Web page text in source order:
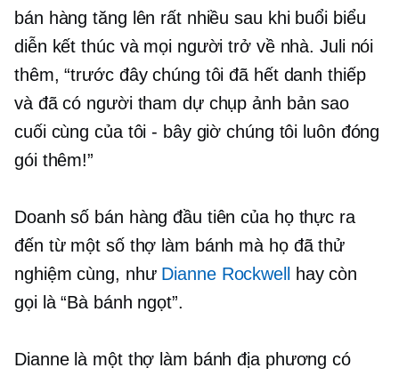
bán hàng tăng lên rất nhiều sau khi buổi biểu
diễn kết thúc và mọi người trở về nhà. Juli nói
thêm, “trước đây chúng tôi đã hết danh thiếp
và đã có người tham dự chụp ảnh bản sao
cuối cùng của tôi - bây giờ chúng tôi luôn đóng
gói thêm!”
Doanh số bán hàng đầu tiên của họ thực ra
đến từ một số thợ làm bánh mà họ đã thử
nghiệm cùng, như Dianne Rockwell
hay còn
gọi là “Bà bánh ngọt”.
Dianne là một thợ làm bánh địa phương có